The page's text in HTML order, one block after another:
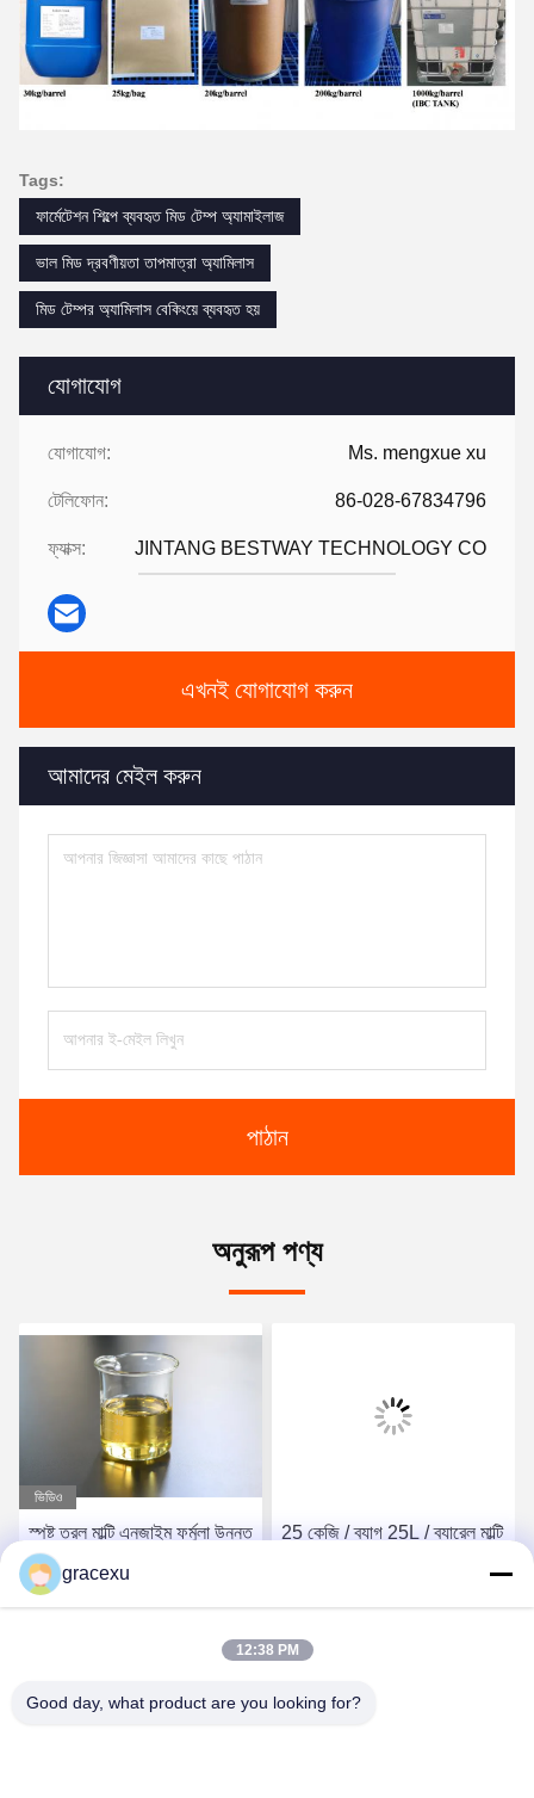
যোগাযোগ
যোগাযোগ: Ms. mengxue xu
টেলিফোন: 86-028-67834796
ফ্যাক্স: JINTANG BESTWAY TECHNOLOGY CO
এখনই যোগাযোগ করুন
আমাদের মেইল করুন
পাঠান
Tags:
ফার্মেটেশন শিল্পে ব্যবহৃত মিড টেম্প অ্যামাইলাজ
ভাল মিড দ্রবণীয়তা তাপমাত্রা অ্যামিলাস
মিড টেম্পর অ্যামিলাস বেকিংয়ে ব্যবহৃত হয়
অনুরূপ পণ্য
ভিডিও
স্পষ্ট তরল মাল্টি এনজাইম ফর্মুলা উন্নত
উত্পাদনের জন্য প্রস্তাবিত ডোজ 1-3
কেজি/টি পিএইচ পরিসীমা 5.5-9.5
25 কেজি / ব্যাগ 25L / ব্যারেল মাল্টি
gracexu
12:38 PM
Good day, what product are you looking for?